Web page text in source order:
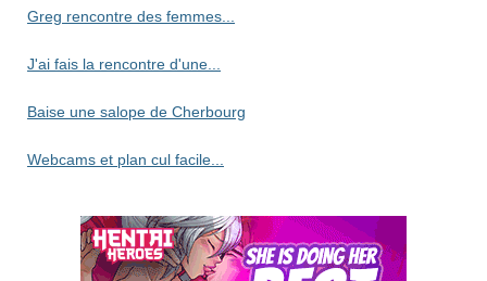
Greg rencontre des femmes...
J'ai fais la rencontre d'une...
Baise une salope de Cherbourg
Webcams et plan cul facile...